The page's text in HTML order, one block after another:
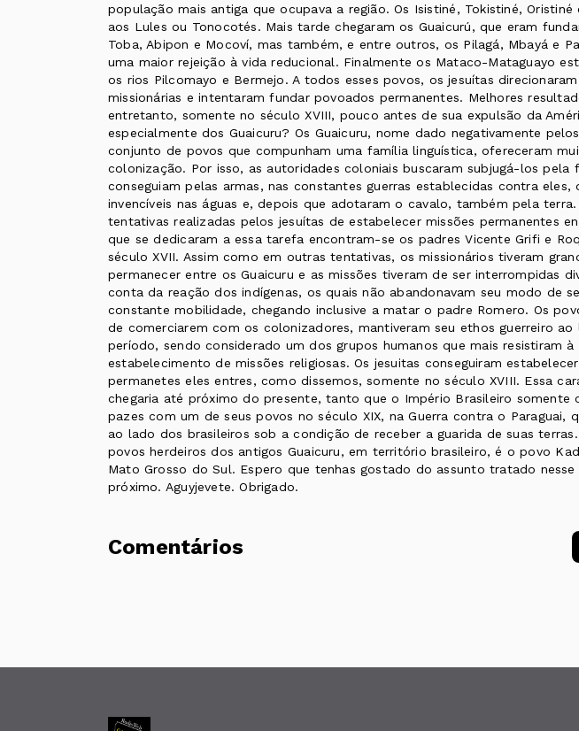
população mais antiga que ocupava a região. Os Isistiné, Tokistiné,
aos Lules ou Tonocotés. Mais tarde chegaram os Guaicurú, que eram
Toba, Abipon e Mocoví, mas também, e entre outros, os Pilagá, Mbayá e
uma maior rejeição à vida reducional. Finalmente os Mataco-Mataguayo
os rios Pilcomayo e Bermejo. A todos esses povos, os jesuítas
missionárias e intentaram fundar povoados permanentes. Melhores
entretanto, somente no século XVIII, pouco antes de sua expulsão da
especialmente dos Guaicuru? Os Guaicuru, nome dado negativamente
conjunto de povos que compunham uma família linguística, ofereceram
colonização. Por isso, as autoridades coloniais buscaram subjugá-los pela
conseguiam pelas armas, nas constantes guerras establecidas contra eles,
invencíveis nas águas e, depois que adotaram o cavalo, também pela terra.
tentativas realizadas pelos jesuítas de estabelecer missões permanentes
que se dedicaram a essa tarefa encontram-se os padres Vicente Grifi e
século XVII. Assim como em outras tentativas, os missionários tiveram
permanecer entre os Guaicuru e as missões tiveram de ser interrompidas
conta da reação dos indígenas, os quais não abandonavam seu modo de
constante mobilidade, chegando inclusive a matar o padre Romero. Os
de comerciarem com os colonizadores, mantiveram seu ethos guerreiro
período, sendo considerado um dos grupos humanos que mais resistiram
estabelecimento de missões religiosas. Os jesuitas conseguiram
permanetes eles entres, como dissemos, somente no século XVIII. Essa
chegaria até próximo do presente, tanto que o Império Brasileiro somente
pazes com um de seus povos no século XIX, na Guerra contra o Paraguai,
ao lado dos brasileiros sob a condição de receber a guarida de suas
povos herdeiros dos antigos Guaicuru, em território brasileiro, é o povo
Mato Grosso do Sul. Espero que tenhas gostado do assunto tratado
próximo. Aguyjevete. Obrigado.
Comentários